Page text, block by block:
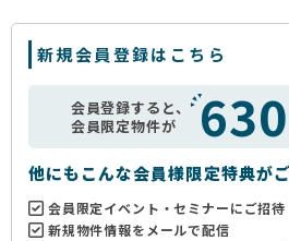
新規会員登録はこちら
会員登録すると、
会員限定物件が
630
他にもこんな会員様限定特典が
会員限定イベント・セミナーにご招待
新規物件情報をメールで配信